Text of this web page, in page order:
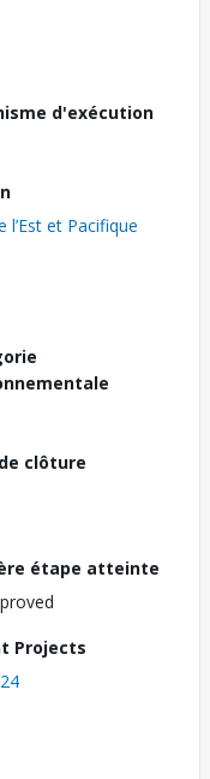
d'exécution
l’Est et Pacifique
clôture
étape atteinte
Projects